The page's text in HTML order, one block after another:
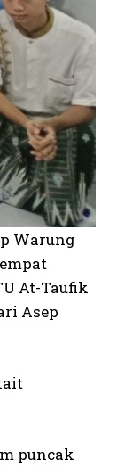
Warung
At-Taufik
Asep
puncak